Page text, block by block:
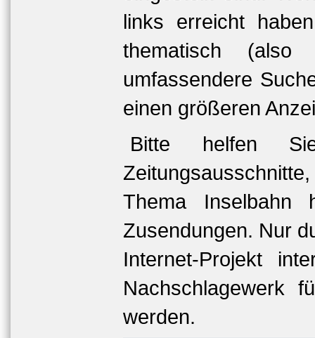
links erreicht
thematisch
umfassendere
einen größeren
Bitte helfen
Thema
Zusendungen. Nur
Internet-Projekt
Nachschlagewerk
werden.